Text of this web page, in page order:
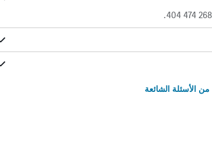
الأسئلة الشائعة